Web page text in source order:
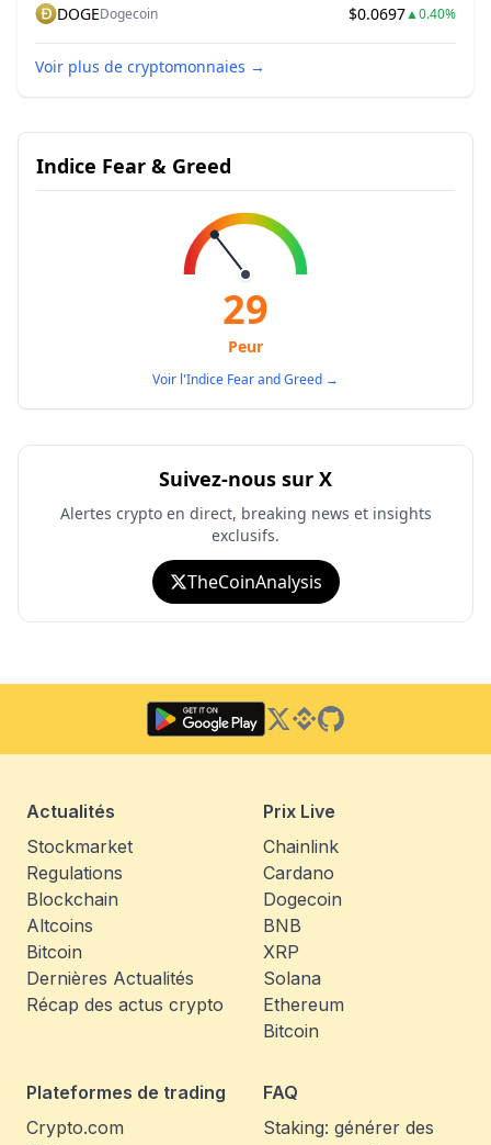
DOGEDogecoin $0.0697▲0.40%
Voir plus de cryptomonnaies →
Indice Fear & Greed
29
Peur
Voir l'Indice Fear and Greed →
Suivez-nous sur X
Alertes crypto en direct, breaking news et insights
exclusifs.
TheCoinAnalysis
Twitter
Binance Square
GitHub
Actualités
Stockmarket
Regulations
Blockchain
Altcoins
Bitcoin
Dernières Actualités
Récap des actus crypto
Prix Live
Chainlink
Cardano
Dogecoin
BNB
XRP
Solana
Ethereum
Bitcoin
Plateformes de trading
Crypto.com
FAQ
Staking: générer des